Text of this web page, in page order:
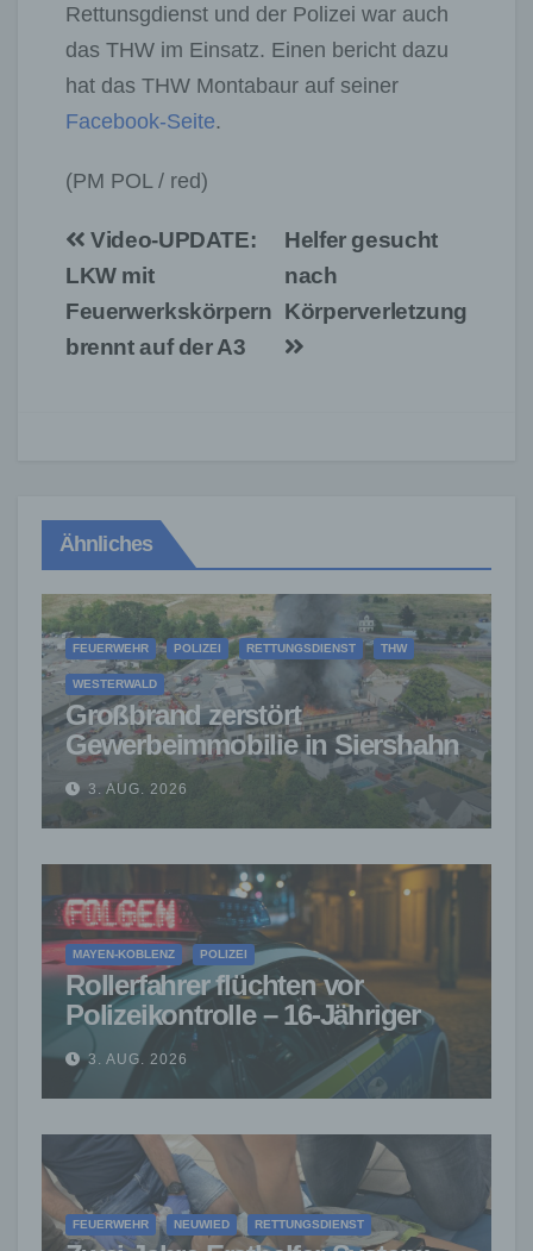
Rettunsgdienst und der Polizei war auch
das THW im Einsatz. Einen bericht dazu
hat das THW Montabaur auf seiner
Facebook-Seite.
(PM POL / red)
Beitragsnavigation
Helfer gesucht
nach
Körperverletzung
Video-UPDATE:
LKW mit
Feuerwerkskörpern
brennt auf der A3
Ähnliches
FEUERWEHR POLIZEI RETTUNGSDIENST THW
WESTERWALD
Großbrand zerstört
Gewerbeimmobilie in Siershahn
– Millionenschaden entstanden
3. AUG. 2026
MAYEN-KOBLENZ POLIZEI
Rollerfahrer flüchten vor
Polizeikontrolle – 16-Jähriger
nach Verfolgung gestoppt
3. AUG. 2026
FEUERWEHR NEUWIED RETTUNGSDIENST